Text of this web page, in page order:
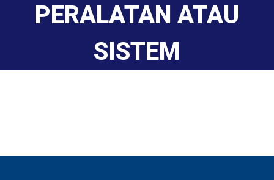
PERALATAN ATAU
SISTEM